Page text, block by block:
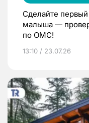
Сделайте
малыша —
по ОМС!
13:10 / 23.07.26